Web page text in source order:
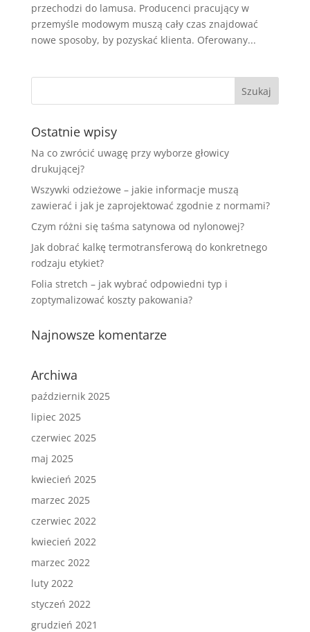
przechodzi do lamusa. Producenci pracujący w
przemyśle modowym muszą cały czas znajdować
nowe sposoby, by pozyskać klienta. Oferowany...
Ostatnie wpisy
Na co zwrócić uwagę przy wyborze głowicy
drukującej?
Wszywki odzieżowe – jakie informacje muszą
zawierać i jak je zaprojektować zgodnie z normami?
Czym różni się taśma satynowa od nylonowej?
Jak dobrać kalkę termotransferową do konkretnego
rodzaju etykiet?
Folia stretch – jak wybrać odpowiedni typ i
zoptymalizować koszty pakowania?
Najnowsze komentarze
Archiwa
październik 2025
lipiec 2025
czerwiec 2025
maj 2025
kwiecień 2025
marzec 2025
czerwiec 2022
kwiecień 2022
marzec 2022
luty 2022
styczeń 2022
grudzień 2021